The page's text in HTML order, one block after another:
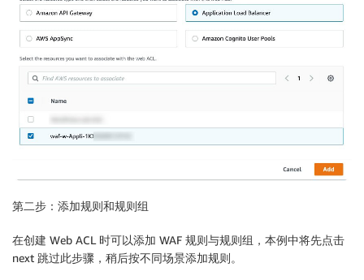
第二步：添加规则和规则组
在创建 Web ACL 时可以添加 WAF 规则与规则组，本例中将先点击
next 跳过此步骤，稍后按不同场景添加规则。